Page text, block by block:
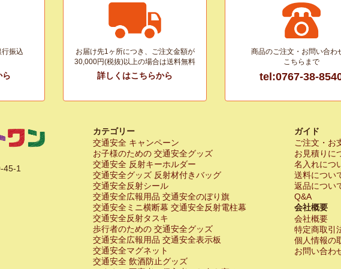
振込
ら
お届け先1ヶ所につき、ご注文金額が
30,000円(税抜)以上の場合は送料無料
詳しくはこちらから
商品のご注文・お問い合わ
こちらまで
tel:0767-38-
45-1
カテゴリー
交通安全 キャンペーン
お子様のための 交通安全グッズ
交通安全 反射キーホルダー
交通安全グッズ 反射材付きバッグ
交通安全反射シール
交通安全広報用品 交通安全のぼり旗
交通安全ミニ横断幕 交通安全反射電柱幕
交通安全反射タスキ
歩行者のための 交通安全グッズ
交通安全広報用品 交通安全表示板
交通安全マグネット
交通安全 飲酒防止グッズ
ガイド
ご注文・お
お見積りに
名入れにつ
送料につい
返品につい
Q&A
会社概要
会社概要
特定商取引
個人情報の
お問い合わ